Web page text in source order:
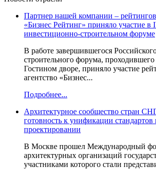
Партнер нашей компании –
«Бизнес Рейтинг» приняло участие в
инвестиционно-строительном форуме
В работе завершившегося
строительного форума,
Гостином дворе, приняло участие
агентство «Бизнес...
Подробнее...
Архитектурное сообщество стран
готовность к унификации стандартов
проектировании
В Москве прошел Международный
архитектурных организаций
участниками которого стали